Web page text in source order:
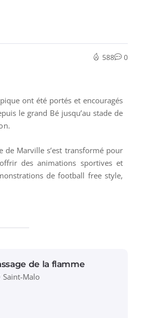
588 0
ont été portés et encouragés
le grand Bé jusqu’au stade de
Marville s’est transformé pour
des animations sportives et
de football free style,
de la flamme
Malo